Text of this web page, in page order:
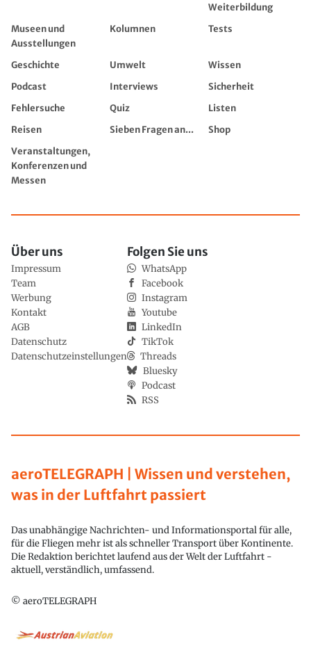
Weiterbildung
Museen und
Ausstellungen
Kolumnen Tests
Geschichte Umwelt
Wissen
Podcast
Interviews
Sicherheit
Fehlersuche
Quiz
Listen
Reisen
Sieben Fragen an...
Shop
Veranstaltungen,
Konferenzen und
Messen
aeroTELEGRAPH | Wissen und verstehen,
was in der Luftfahrt passiert
Das unabhängige Nachrichten- und Informationsportal für alle,
für die Fliegen mehr ist als schneller Transport über Kontinente.
Die Redaktion berichtet laufend aus der Welt der Luftfahrt -
aktuell, verständlich, umfassend.
© aeroTELEGRAPH
Über uns
Impressum
Team
Werbung
Kontakt
AGB
Datenschutz
Datenschutzeinstellungen
Folgen Sie uns
WhatsApp
Facebook
Instagram
Youtube
LinkedIn
TikTok
Threads
Bluesky
Podcast
RSS